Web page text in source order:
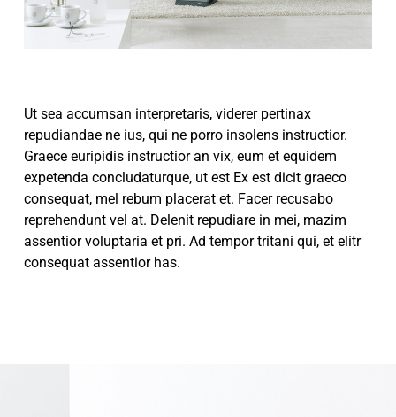
Ut sea accumsan interpretaris, viderer pertinax
repudiandae ne ius, qui ne porro insolens instructior.
Graece euripidis instructior an vix, eum et equidem
expetenda concludaturque, ut est Ex est dicit graeco
consequat, mel rebum placerat et. Facer recusabo
reprehendunt vel at. Delenit repudiare in mei, mazim
assentior voluptaria et pri. Ad tempor tritani qui, et elitr
consequat assentior has.